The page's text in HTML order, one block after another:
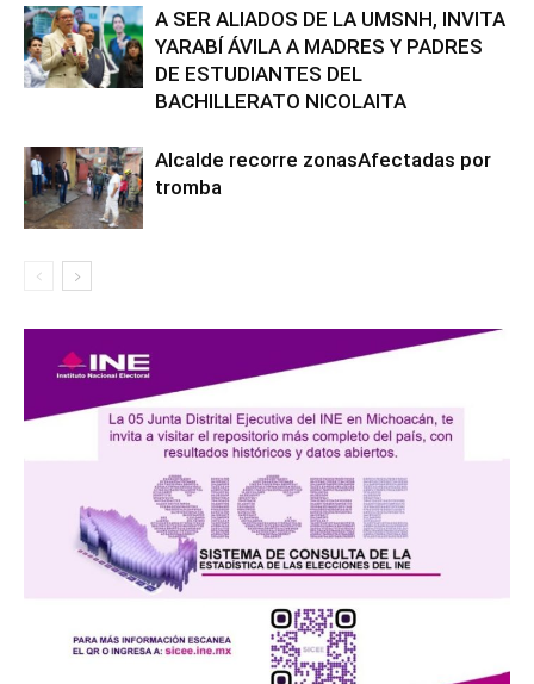
A SER ALIADOS DE LA UMSNH, INVITA
YARABÍ ÁVILA A MADRES Y PADRES
DE ESTUDIANTES DEL
BACHILLERATO NICOLAITA
Alcalde recorre zonasAfectadas por
tromba